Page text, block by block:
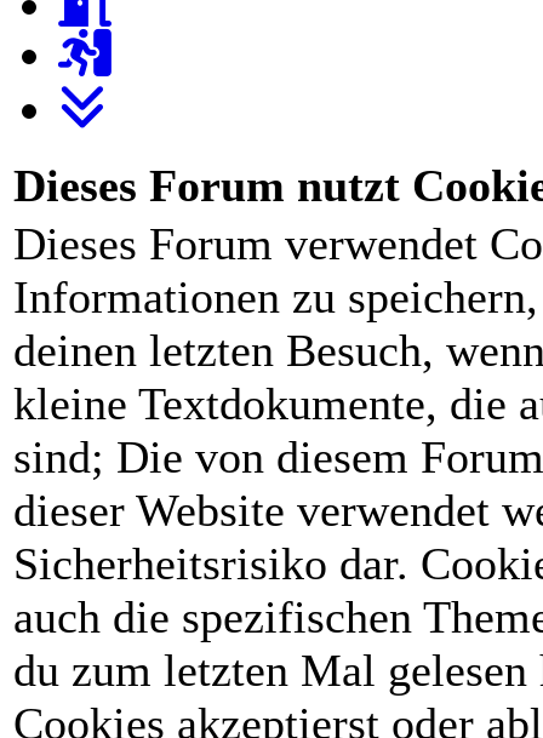
Registrierung
Dieses Forum nutzt
Dieses Forum verwendet
Informationen zu
deinen letzten Besuch,
kleine Textdokumente, die
sind; Die von diesem
dieser Website verwendet
Sicherheitsrisiko dar.
auch die spezifischen
du zum letzten Mal
Cookies akzeptierst oder